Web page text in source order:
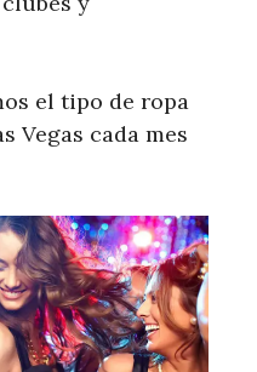
el tipo de ropa
Vegas cada mes